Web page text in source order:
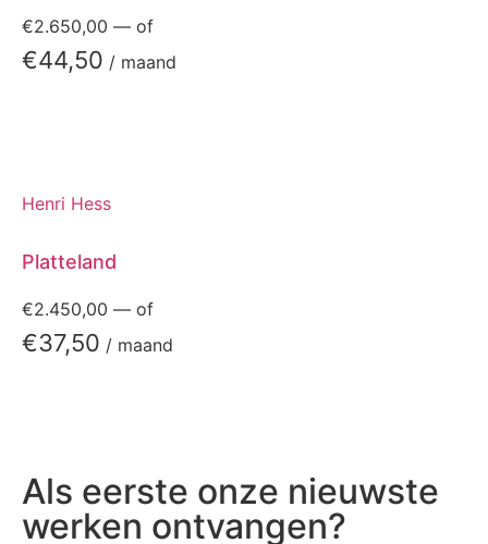
€2.650,00 — of
€44,50 / maand
Henri Hess
Platteland
€2.450,00 — of
€37,50 / maand
Als eerste onze nieuwste
werken ontvangen?